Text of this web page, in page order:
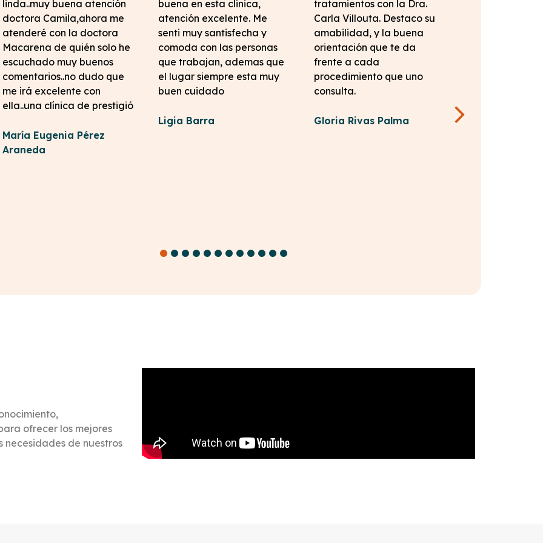
linda..muy buena atención
doctora Camila,ahora me
atenderé con la doctora
Macarena de quién solo he
escuchado muy buenos
comentarios..no dudo que
me irá excelente con
ella..una clínica de prestigió
María Eugenia Pérez
Araneda
buena en esta clinica,
atención excelente. Me
senti muy santisfecha y
comoda con las personas
que trabajan, ademas que
el lugar siempre esta muy
buen cuidado
Ligia Barra
tratamientos con la Dra.
Carla Villouta. Destaco su
amabilidad, y la buena
orientación que te da
frente a cada
procedimiento que uno
consulta.
Gloria Rivas Palma
4 5 6 7 8 9 101112
ofrecer los mejores
de nuestros